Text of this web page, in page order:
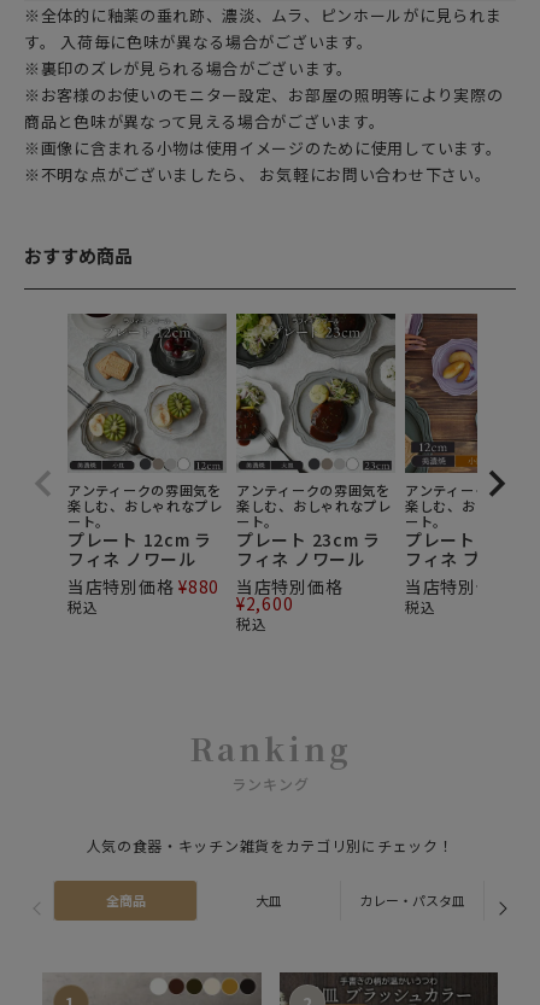
※全体的に釉薬の垂れ跡、濃淡、ムラ、ピンホールがに見られま
す。 入荷毎に色味が異なる場合がございます。
※裏印のズレが見られる場合がございます。
※お客様のお使いのモニター設定、お部屋の照明等により実際の
商品と色味が異なって見える場合がございます。
※画像に含まれる小物は使用イメージのために使用しています。
※不明な点がございましたら、 お気軽にお問い合わせ下さい。
おすすめ商品
アンティークの雰囲気を
楽しむ、おしゃれなプレ
ート。
プレート 12cm ラ
フィネ ノワール
当店特別価格 ¥880
税込
アンティークの雰囲気を
楽しむ、おしゃれなプレ
ート。
プレート 23cm ラ
フィネ ノワール
当店特別価格
¥2,600
税込
アンティークの雰囲
楽しむ、おしゃれな
ート。
プレート 12cm
フィネ ブラン
当店特別価格
税込
Ranking
ランキング
人気の食器・キッチン雑貨をカテゴリ別にチェック！
全商品 大皿 カレー・パスタ皿